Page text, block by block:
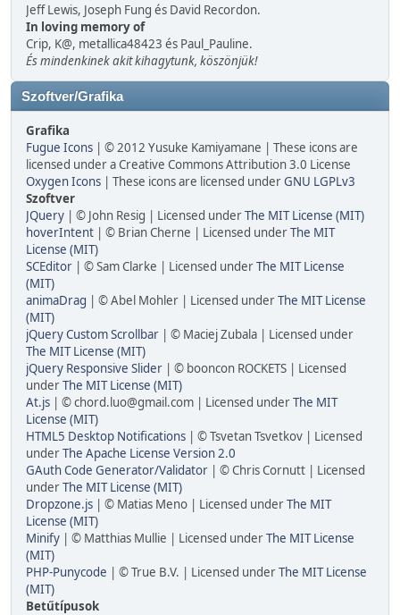
Jeff Lewis, Joseph Fung és David Recordon.
In loving memory of
Crip, K@, metallica48423 és Paul_Pauline.
És mindenkinek akit kihagytunk, köszönjük!
Szoftver/Grafika
Grafika
Fugue Icons | © 2012 Yusuke Kamiyamane | These icons are
licensed under a Creative Commons Attribution 3.0 License
Oxygen Icons | These icons are licensed underGNU LGPLv3
Szoftver
JQuery | © John Resig | Licensed underThe MIT License (MIT)
hoverIntent | © Brian Cherne | Licensed underThe MIT
License (MIT)
SCEditor | © Sam Clarke | Licensed underThe MIT License
(MIT)
animaDrag | © Abel Mohler | Licensed underThe MIT License
(MIT)
jQuery Custom Scrollbar | © Maciej Zubala | Licensed under
The MIT License (MIT)
jQuery Responsive Slider | © booncon ROCKETS | Licensed
underThe MIT License (MIT)
At.js | © chord.luo@gmail.com | Licensed underThe MIT
License (MIT)
HTML5 Desktop Notifications | © Tsvetan Tsvetkov | Licensed
underThe Apache License Version 2.0
GAuth Code Generator/Validator | © Chris Cornutt | Licensed
underThe MIT License (MIT)
Dropzone.js | © Matias Meno | Licensed underThe MIT
License (MIT)
Minify | © Matthias Mullie | Licensed underThe MIT License
(MIT)
PHP-Punycode | © True B.V. | Licensed underThe MIT License
(MIT)
Betűtípusok